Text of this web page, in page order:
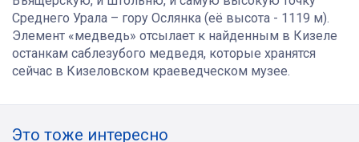
Среднего Урала – гору Ослянка (её высота - 1119 м).
Элемент «медведь» отсылает к найденным в Кизеле
останкам саблезубого медведя, которые хранятся
сейчас в Кизеловском краеведческом музее.
Это тоже интересно